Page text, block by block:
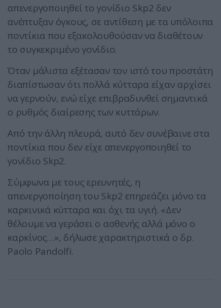
απενεργοποιηθεί το γονίδιο Skp2 δεν
ανέπτυξαν όγκους, σε αντίθεση με τα υπόλοιπα
ποντίκια που εξακολουθούσαν να διαθέτουν
το συγκεκριμένο γονίδιο.
Όταν μάλιστα εξέτασαν τον ιστό του προστάτη
διαπίστωσαν ότι πολλά κύτταρα είχαν αρχίσει
να γερνούν, ενώ είχε επιβραδυνθεί σημαντικά
ο ρυθμός διαίρεσης των κυττάρων.
Από την άλλη πλευρά, αυτό δεν συνέβαινε στα
ποντίκια που δεν είχε απενεργοποιηθεί το
γονίδιο Skp2.
Σύμφωνα με τους ερευνητές, η
απενεργοποίηση του Skp2 επηρεάζει μόνο τα
καρκινικά κύτταρα και όχι τα υγιή. «Δεν
θέλουμε να γεράσει ο ασθενής αλλά μόνο ο
καρκίνος…», δήλωσε χαρακτηριστικά ο δρ.
Paolo Pandolfi.